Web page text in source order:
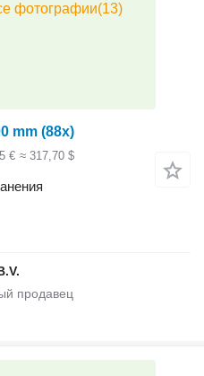
mm (88x)
€ ≈ 317,70 $